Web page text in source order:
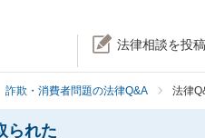
法律相談を投
詐欺・消費者問題の法律Q&A 法律
られた